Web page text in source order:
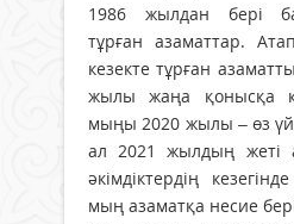
1986 жылдан бері
тұрған азаматтар.
кезекте тұрған
жылы жаңа қонысқа
мыңы 2020 жылы – өз
ал 2021 жылдың жеті
әкімдіктердің
мың азаматқа несие